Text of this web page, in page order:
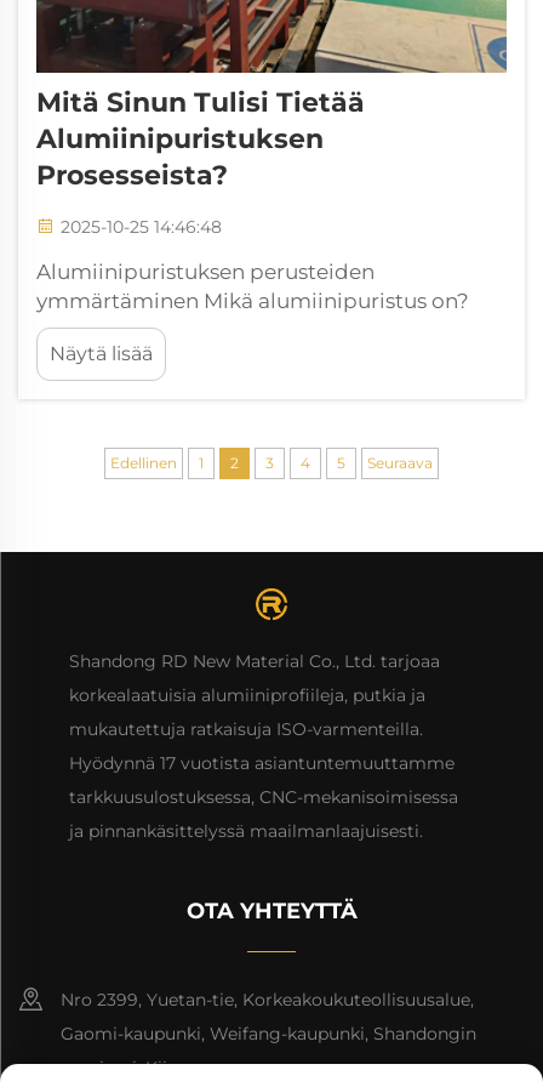
Mitä Sinun Tulisi Tietää
Alumiinipuristuksen
Prosesseista?
2025-10-25 14:46:48
Alumiinipuristuksen perusteiden
ymmärtäminen Mikä alumiinipuristus on?
Alumiinipuristusprosessissa käytetään raaka-
alumiiniseoksia, joista muodostetaan pitkiä
jatkuvia profiileja tietyillä poikkileikkauksilla.
Näytä lisää
Edellinen 1 2 3 4 5 Seuraava
Shandong RD New Material Co., Ltd. tarjoaa
korkealaatuisia alumiiniprofiileja, putkia ja
mukautettuja ratkaisuja ISO-varmenteilla.
Hyödynnä 17 vuotista asiantuntemuuttamme
tarkkuusulostuksessa, CNC-mekanisoimisessa
ja pinnankäsittelyssä maailmanlaajuisesti.
OTA YHTEYTTÄ
Nro 2399, Yuetan-tie, Korkeakoukuteollisuusalue,
Gaomi-kaupunki, Weifang-kaupunki, Shandongin
provinssi, Kiina.